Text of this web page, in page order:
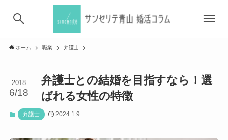
ホーム 職業 弁護士
弁護士との結婚を目指すなら！選
ばれる女性の特徴
2018
6/18
弁護士 2024.1.9